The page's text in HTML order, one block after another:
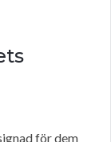
för dem